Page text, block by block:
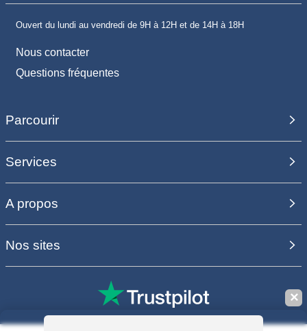
Ouvert du lundi au vendredi de 9H à 12H et de 14H à 18H
Nous contacter
Questions fréquentes
Parcourir
Services
A propos
Nos sites
✕